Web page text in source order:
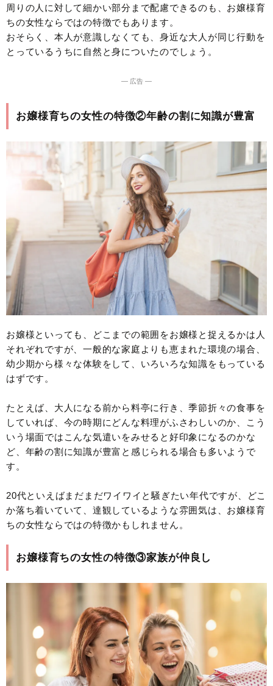
周りの人に対して細かい部分まで配慮できるのも、お嬢様育
ちの女性ならではの特徴でもあります。
おそらく、本人が意識しなくても、身近な大人が同じ行動を
とっているうちに自然と身についたのでしょう。
― 広告 ―
お嬢様育ちの女性の特徴②年齢の割に知識が豊富
お嬢様といっても、どこまでの範囲をお嬢様と捉えるかは人
それぞれですが、一般的な家庭よりも恵まれた環境の場合、
幼少期から様々な体験をして、いろいろな知識をもっている
はずです。
たとえば、大人になる前から料亭に行き、季節折々の食事を
していれば、今の時期にどんな料理がふさわしいのか、こう
いう場面ではこんな気遣いをみせると好印象になるのかな
ど、年齢の割に知識が豊富と感じられる場合も多いようで
す。
20代といえばまだまだワイワイと騒ぎたい年代ですが、どこ
か落ち着いていて、達観しているような雰囲気は、お嬢様育
ちの女性ならではの特徴かもしれません。
お嬢様育ちの女性の特徴③家族が仲良し